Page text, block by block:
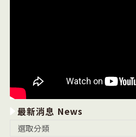
最新消息 News
選取分類